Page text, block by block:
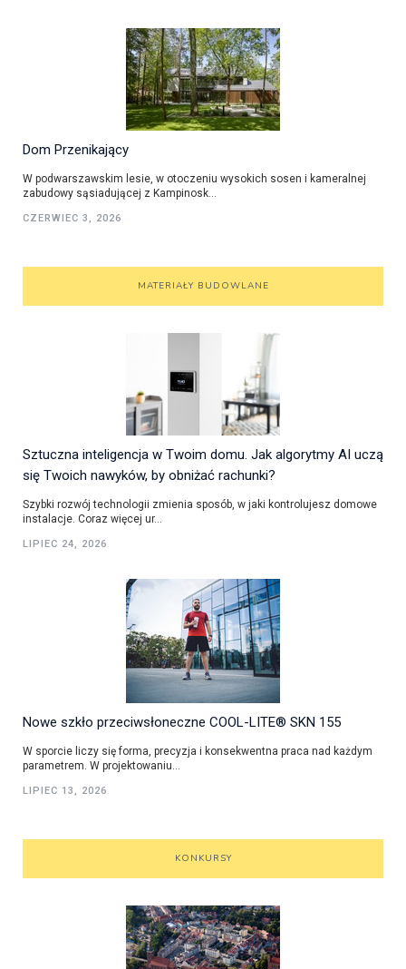
Dom Przenikający
W podwarszawskim lesie, w otoczeniu wysokich sosen i kameralnej
zabudowy sąsiadującej z Kampinosk...
CZERWIEC 3, 2026
MATERIAŁY BUDOWLANE
Sztuczna inteligencja w Twoim domu. Jak algorytmy AI uczą
się Twoich nawyków, by obniżać rachunki?
Szybki rozwój technologii zmienia sposób, w jaki kontrolujesz domowe
instalacje. Coraz więcej ur...
LIPIEC 24, 2026
Nowe szkło przeciwsłoneczne COOL-LITE® SKN 155
W sporcie liczy się forma, precyzja i konsekwentna praca nad każdym
parametrem. W projektowaniu...
LIPIEC 13, 2026
KONKURSY